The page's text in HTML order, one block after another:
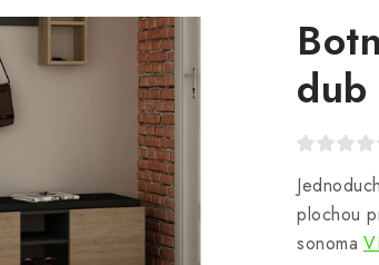
dub
plochou
sonoma